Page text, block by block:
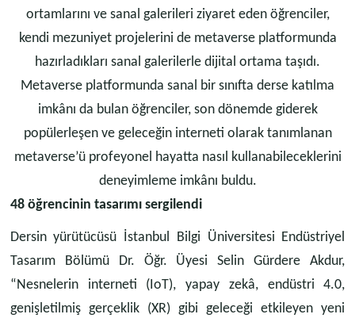
ortamlarını ve sanal galerileri ziyaret eden öğrenciler,
kendi mezuniyet projelerini de metaverse platformunda
hazırladıkları sanal galerilerle dijital ortama taşıdı.
Metaverse platformunda sanal bir sınıfta derse katılma
imkânı da bulan öğrenciler, son dönemde giderek
popülerleşen ve geleceğin interneti olarak tanımlanan
metaverse’ü profeyonel hayatta nasıl kullanabileceklerini
deneyimleme imkânı buldu.
48 öğrencinin tasarımı sergilendi
Dersin yürütücüsü İstanbul Bilgi Üniversitesi Endüstriyel
Tasarım Bölümü Dr. Öğr. Üyesi Selin Gürdere Akdur,
“Nesnelerin interneti (IoT), yapay zekâ, endüstri 4.0,
genişletilmiş gerçeklik (XR) gibi geleceği etkileyen yeni